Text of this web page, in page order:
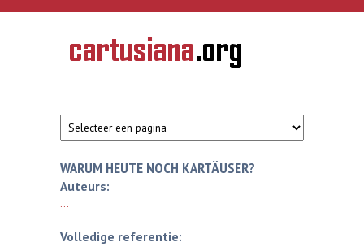
Overslaan en naar de inhoud gaan
CARTUSIANA
Geschiedenis
van de
WARUM HEUTE NOCH KARTÄUSER?
Auteurs:
...
Volledige referentie: